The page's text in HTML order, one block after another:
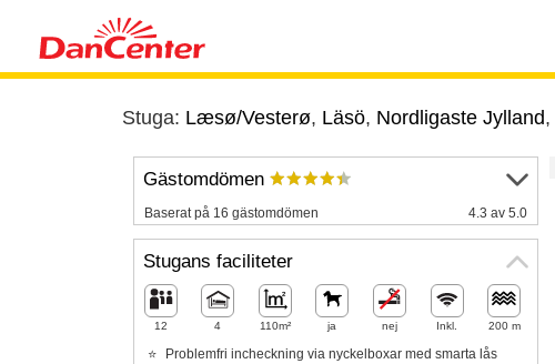
Stuga: Læsø/Vesterø, Läsö, Nordligaste Jylland,
Gästomdömen
Baserat på 16 gästomdömen 4.3 av 5.0
Stugans faciliteter
12 4 110m² ja nej Inkl. 200 m
Problemfri incheckning via nyckelboxar med smarta lås